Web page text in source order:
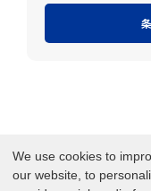
We use cookies to
our website, to